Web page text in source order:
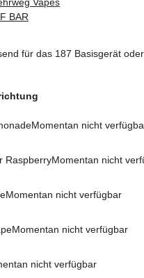
Vapes
BAR
für das 187 Basisgerät
Momentan nicht
RaspberryMomentan nicht
Momentan nicht verfügbar
Momentan nicht verfügbar
nicht verfügbar